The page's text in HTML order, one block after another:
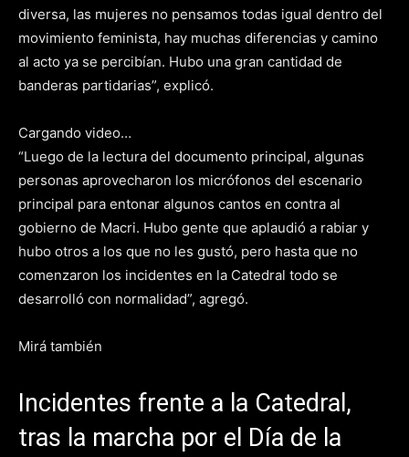
diversa, las mujeres no pensamos todas igual dentro del
movimiento feminista, hay muchas diferencias y camino
al acto ya se percibían. Hubo una gran cantidad de
banderas partidarias”, explicó.
Cargando video…
“Luego de la lectura del documento principal, algunas
personas aprovecharon los micrófonos del escenario
principal para entonar algunos cantos en contra al
gobierno de Macri. Hubo gente que aplaudió a rabiar y
hubo otros a los que no les gustó, pero hasta que no
comenzaron los incidentes en la Catedral todo se
desarrolló con normalidad”, agregó.
Mirá también
Incidentes frente a la Catedral,
tras la marcha por el Día de la